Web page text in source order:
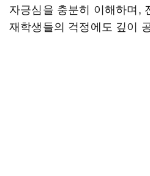
자긍심을 충분히 이해하며,
재학생들의 걱정에도 깊이